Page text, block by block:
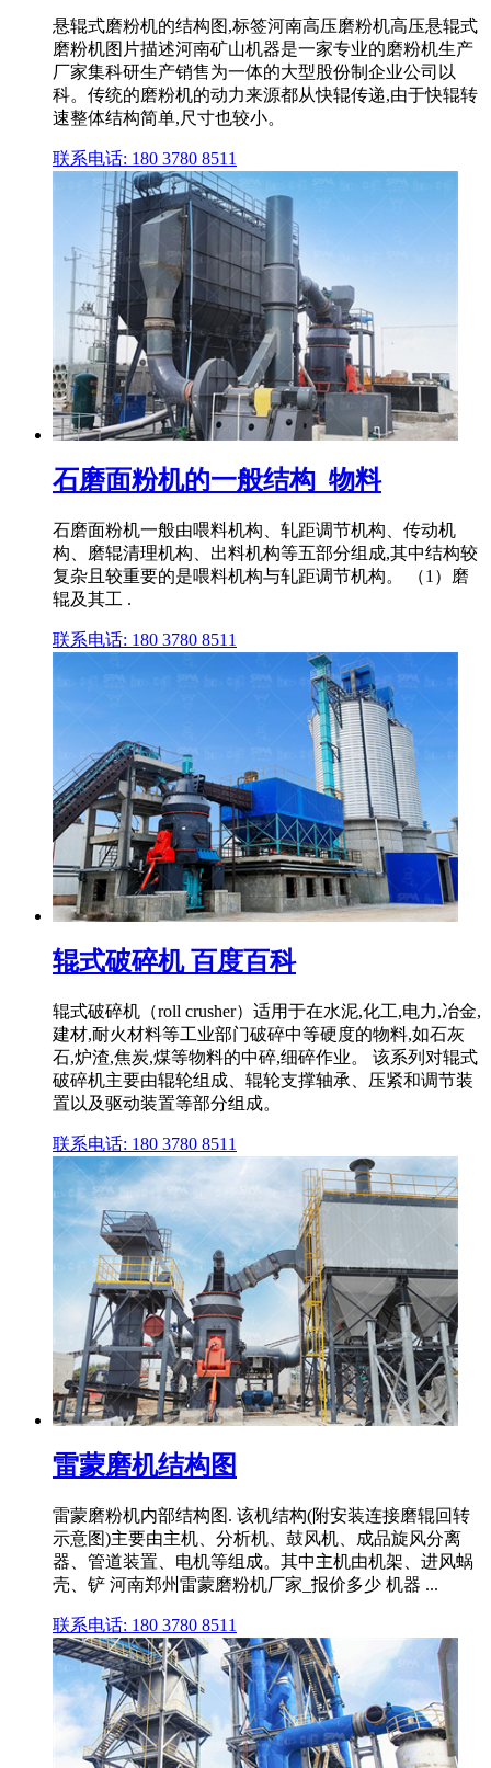
悬辊式磨粉机的结构图,标签河南高压磨粉机高压悬辊式
磨粉机图片描述河南矿山机器是一家专业的磨粉机生产
厂家集科研生产销售为一体的大型股份制企业公司以
科。传统的磨粉机的动力来源都从快辊传递,由于快辊转
速整体结构简单,尺寸也较小。
联系电话: 180 3780 8511
石磨面粉机的一般结构_物料
石磨面粉机一般由喂料机构、轧距调节机构、传动机
构、磨辊清理机构、出料机构等五部分组成,其中结构较
复杂且较重要的是喂料机构与轧距调节机构。 （1）磨
辊及其工 .
联系电话: 180 3780 8511
辊式破碎机 百度百科
辊式破碎机（roll crusher）适用于在水泥,化工,电力,冶金,
建材,耐火材料等工业部门破碎中等硬度的物料,如石灰
石,炉渣,焦炭,煤等物料的中碎,细碎作业。 该系列对辊式
破碎机主要由辊轮组成、辊轮支撑轴承、压紧和调节装
置以及驱动装置等部分组成。
联系电话: 180 3780 8511
雷蒙磨机结构图
雷蒙磨粉机内部结构图. 该机结构(附安装连接磨辊回转
示意图)主要由主机、分析机、鼓风机、成品旋风分离
器、管道装置、电机等组成。其中主机由机架、进风蜗
壳、铲 河南郑州雷蒙磨粉机厂家_报价多少 机器 ...
联系电话: 180 3780 8511